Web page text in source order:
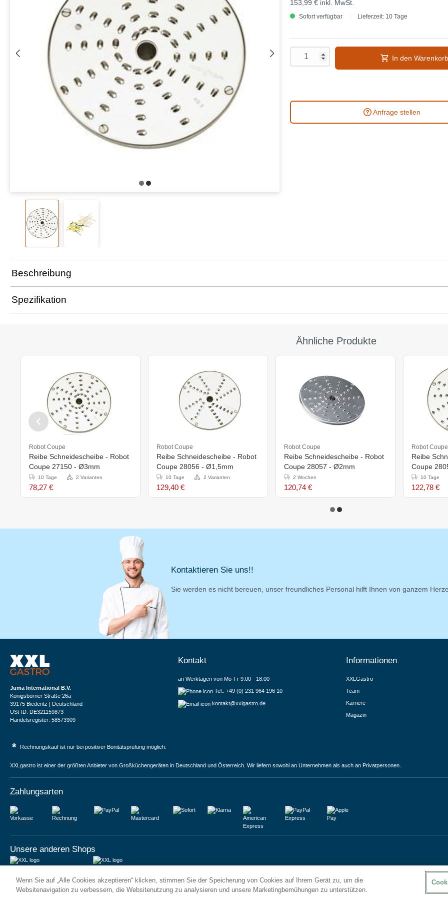
153,99 € inkl. MwSt.
Sofort verfügbar Lieferzeit: 10 Tage
In den Warenkorb
Anfrage stellen
Beschreibung
Spezifikation
Ähnliche Produkte
Robot Coupe
Reibe Schneidescheibe - Robot
Coupe 27150 - Ø3mm
10 Tage 2 Varianten
78,27 €
Robot Coupe
Reibe Schneidescheibe - Robot
Coupe 28056 - Ø1,5mm
10 Tage 2 Varianten
129,40 €
Robot Coupe
Reibe Schneidescheibe - Robot
Coupe 28057 - Ø2mm
2 Wochen
120,74 €
Robot Coupe
Reibe
Coupe
10 Tage
122,78 €
Kontaktieren Sie uns!!
Sie werden es nicht bereuen, unser freundliches Personal hilft Ihnen von ganzem
Juma International B.V.
Königsborner Straße 26a
39175 Biederitz | Deutschland
USt-ID: DE321159873
Handelsregister: 58573909
Kontakt
an Werktagen von Mo-Fr 9:00 - 18:00
Tel.: +49 (0) 231 964 196 10
kontakt@xxlgastro.de
Informationen
XXLGastro
Team
Karriere
Magazin
* Rechnungskauf ist nur bei positiver Bonitätsprüfung möglich.
XXLgastro ist einer der größten Anbieter von Großküchengeräten in Deutschland und Österreich. Wir liefern sowohl an Unternehmen als auch an Privatpersonen.
Zahlungsarten
Vorkasse Rechnung
Unsere anderen Shops
6 Rue des Bateliers
92110 Clichy | France
Vrijheidweg 34
1521RR Wormerveer | Nederland
Wenn Sie auf „Alle Cookies akzeptieren“ klicken, stimmen Sie der Speicherung von Cookies auf Ihrem Gerät zu, um die
Websitenavigation zu verbessern, die Websitenutzung zu analysieren und unsere Marketingbemühungen zu unterstützen.